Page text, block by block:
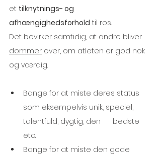
et tilknytnings- og
afhængighedsforhold til ros.
Det bevirker samtidig, at andre bliver
dommer over, om atleten er god nok
og værdig.
Bange for at miste deres status
som eksempelvis unik, speciel,
talentfuld, dygtig, den      bedste
etc.
Bange for at miste den gode